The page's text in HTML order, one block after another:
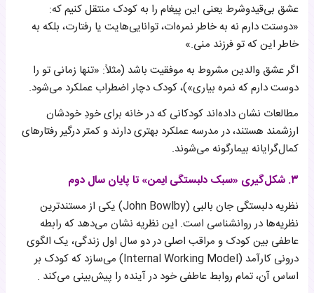
عشق بی‌قیدوشرط یعنی این پیغام را به کودک منتقل کنیم که:
«دوستت دارم نه به خاطر نمره‌ات، توانایی‌هایت یا رفتارت، بلکه به
خاطر این که تو فرزند منی.»
اگر عشق والدین مشروط به موفقیت باشد (مثلاً: «تنها زمانی تو را
دوست دارم که نمره بیاری»)، کودک دچار اضطراب عملکرد می‌شود.
مطالعات نشان داده‌اند کودکانی که در خانه برای خودِ خودشان
ارزشمند هستند، در مدرسه عملکرد بهتری دارند و کمتر درگیر رفتارهای
کمال‌گرایانه بیمارگونه می‌شوند.
۳. شکل‌گیری «سبک دلبستگی ایمن» تا پایان سال دوم
نظریه دلبستگی جان بالبی (John Bowlby) یکی از مستندترین
نظریه‌ها در روانشناسی است. این نظریه نشان می‌دهد که رابطه
عاطفی بین کودک و مراقب اصلی در دو سال اول زندگی، یک الگوی
درونی کارآمد (Internal Working Model) می‌سازد که کودک بر
اساس آن، تمام روابط عاطفی خود در آینده را پیش‌بینی می‌کند .